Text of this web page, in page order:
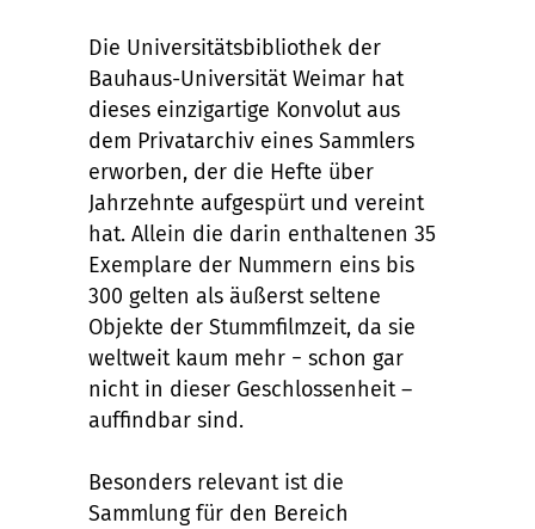
Die Universitätsbibliothek der
Bauhaus-Universität Weimar hat
dieses einzigartige Konvolut aus
dem Privatarchiv eines Sammlers
erworben, der die Hefte über
Jahrzehnte aufgespürt und vereint
hat. Allein die darin enthaltenen 35
Exemplare der Nummern eins bis
300 gelten als äußerst seltene
Objekte der Stummfilmzeit, da sie
weltweit kaum mehr − schon gar
nicht in dieser Geschlossenheit –
auffindbar sind.
Besonders relevant ist die
Sammlung für den Bereich